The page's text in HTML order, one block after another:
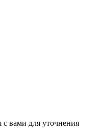
вами для уточнения